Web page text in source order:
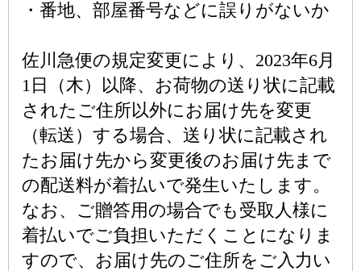
・番地、部屋番号などに誤りがないか
佐川急便の規定変更により、2023年6月
1日（木）以降、お荷物の送り状に記載
されたご住所以外にお届け先を変更
（転送）する場合、送り状に記載され
たお届け先から変更後のお届け先まで
の配送料が着払いで発生いたします。
なお、ご贈答用の場合でも受取人様に
着払いでご負担いただくことになりま
すので、お届け先のご住所をご入力い